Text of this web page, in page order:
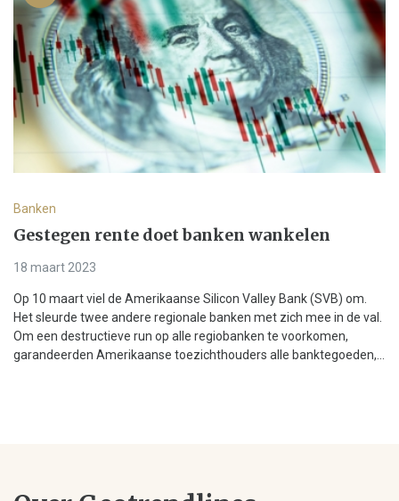
Banken
Gestegen rente doet banken wankelen
18 maart 2023
Op 10 maart viel de Amerikaanse Silicon Valley Bank (SVB) om.
Het sleurde twee andere regionale banken met zich mee in de val.
Om een destructieve run op alle regiobanken te voorkomen,
garandeerden Amerikaanse toezichthouders alle banktegoeden,...